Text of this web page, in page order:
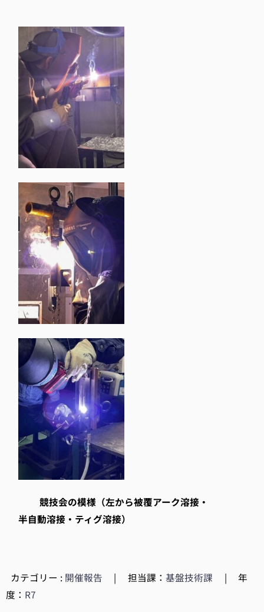
競技会の模様（左から被覆アーク溶接・
半自動溶接・ティグ溶接）
カテゴリー : 開催報告 | 担当課：基盤技術課 |
年
度： R7